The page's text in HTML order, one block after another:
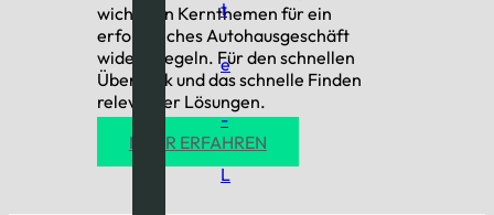
t
e
-
L
wichtigen Kernthemen für ein
erfolgreiches Autohausgeschäft
widerspiegeln. Für den schnellen
Überblick und das schnelle Finden
relevanter Lösungen.
MEHR ERFAHREN